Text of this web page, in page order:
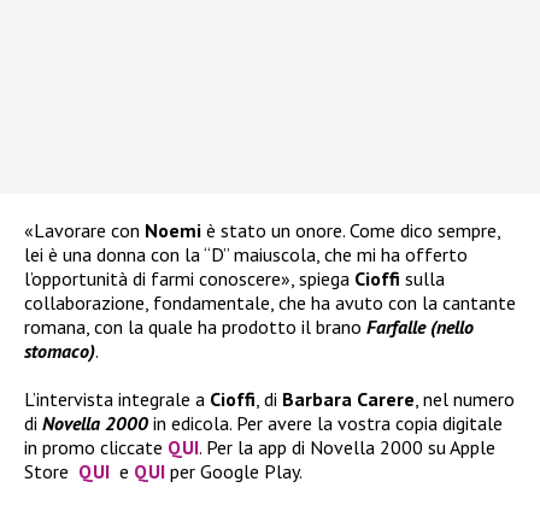
«Lavorare con Noemi è stato un onore. Come dico sempre,
lei è una donna con la “D” maiuscola, che mi ha offerto
l’opportunità di farmi conoscere», spiega Cioffi sulla
collaborazione, fondamentale, che ha avuto con la cantante
romana, con la quale ha prodotto il brano Farfalle (nello
stomaco).
L’intervista integrale a Cioffi, di Barbara Carere, nel numero
di Novella 2000 in edicola. Per avere la vostra copia digitale
in promo cliccate QUI. Per la app di Novella 2000 su Apple
Store QUI e QUI per Google Play.